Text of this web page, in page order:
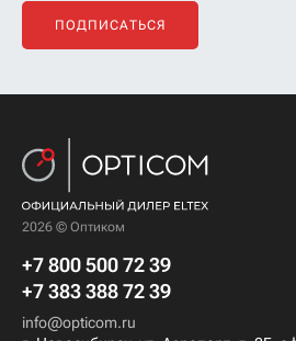
ПОДПИСАТЬСЯ
2026 © Оптиком
+7 800 500 72 39
+7 383 388 72 39
info@opticom.ru